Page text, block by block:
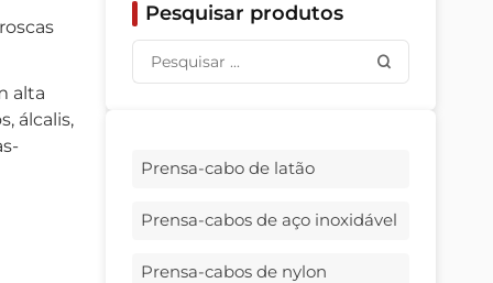
alta
álcalis,
Pesquisar produtos
Prensa-cabo de latão
Prensa-cabos de aço inoxidável
Prensa-cabos de nylon